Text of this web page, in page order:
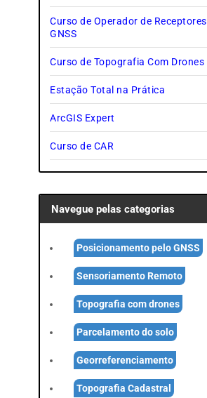
Curso de Operador de Receptores
GNSS
Curso de Topografia Com Drones
Estação Total na Prática
ArcGIS Expert
Curso de CAR
Navegue pelas categorias
Posicionamento pelo GNSS
Sensoriamento Remoto
Topografia com drones
Parcelamento do solo
Georreferenciamento
Topografia Cadastral